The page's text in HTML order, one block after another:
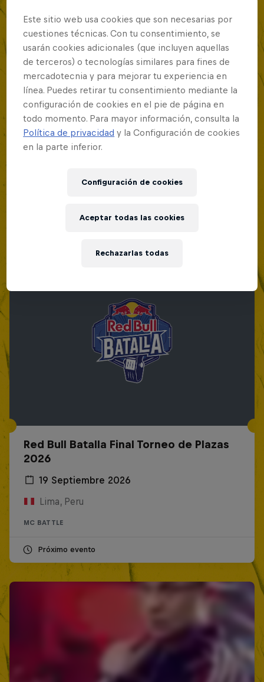
20 Años de Rimas
Red Bull Batalla Final Torneo de Plazas
2026
19 Septiembre 2026
Lima, Peru
MC BATTLE
Próximo evento
Este sitio web usa cookies que son necesarias por
cuestiones técnicas. Con tu consentimiento, se
usarán cookies adicionales (que incluyen aquellas
de terceros) o tecnologías similares para fines de
mercadotecnia y para mejorar tu experiencia en
línea. Puedes retirar tu consentimiento mediante la
configuración de cookies en el pie de página en
todo momento. Para mayor información, consulta la
Política de privacidad y la Configuración de cookies
en la parte inferior.
Configuración de cookies
Rechazarlas todas
Aceptar todas las cookies